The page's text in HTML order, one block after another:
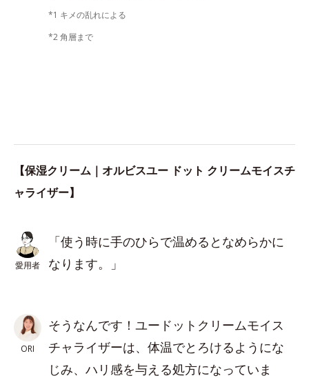
*1 キメの乱れによる
*2 角層まで
【保湿クリーム｜オルビスユー ドット クリームモイスチ
ャライザー】
愛用者
「使う時に手のひらで温めるとなめらかに
なります。」
ORI
そうなんです！ユードットクリームモイス
チャライザーは、体温でとろけるようにな
じみ、ハリ感を与える処方になっていま